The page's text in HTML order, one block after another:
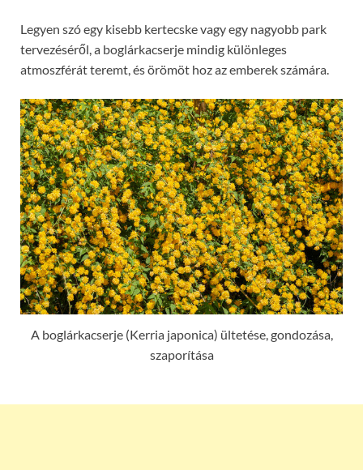
Legyen szó egy kisebb kertecske vagy egy nagyobb park
tervezéséről, a boglárkacserje mindig különleges
atmoszférát teremt, és örömöt hoz az emberek számára.
A boglárkacserje (Kerria japonica) ültetése, gondozása,
szaporítása